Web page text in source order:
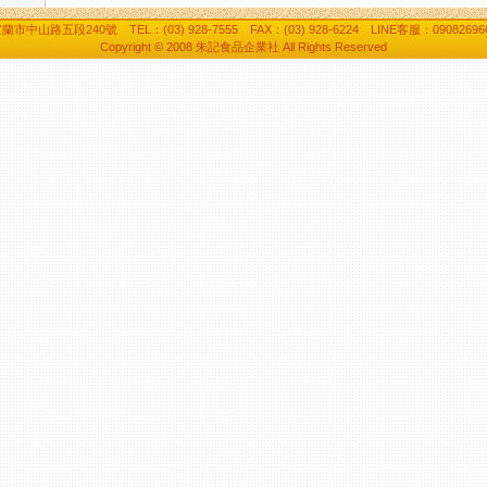
蘭市中山路五段240號 TEL：(03) 928-7555 FAX：(03) 928-6224 LINE客服：
Copyright © 2008 朱記食品企業社 All Rights Reserved